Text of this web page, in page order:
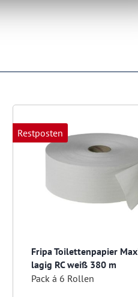
Restposten
Fripa Toilettenpapier
lagig RC weiß 380 m
Pack á 6 Rollen